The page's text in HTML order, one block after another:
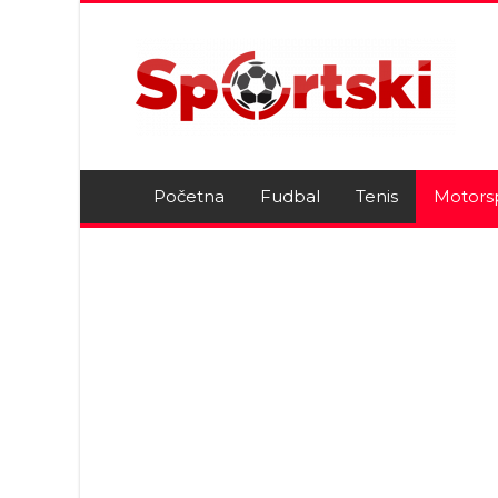
Početna Fudbal Tenis